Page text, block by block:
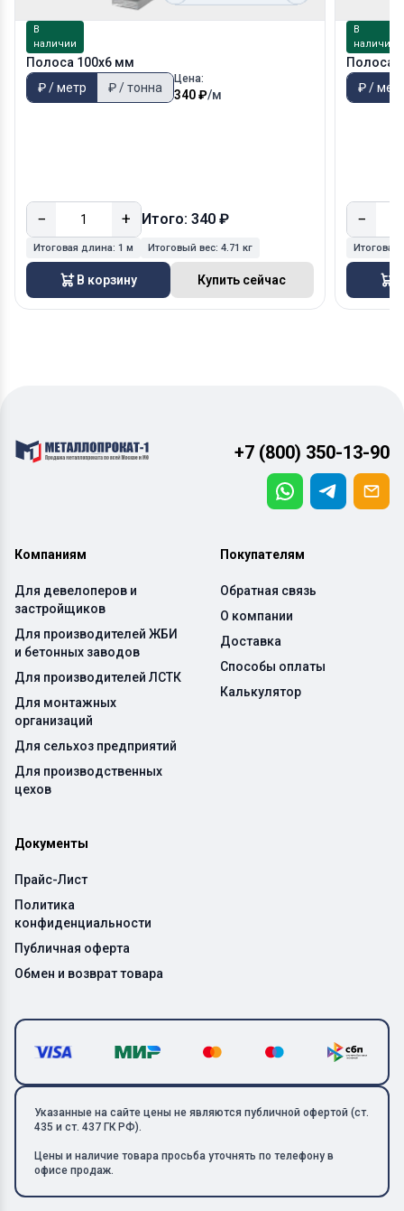
В
наличии
Полоса 100х6 мм
₽ / метр
₽ / тонна
Цена:
340 ₽/м
− + Итого: 340 ₽
Итоговая длина: 1 м Итоговый вес: 4.71 кг
В корзину Купить сейчас
В
наличии
Полоса
₽ /
−
+7 (800) 350-13-90
Компаниям
Для девелоперов и
застройщиков
Для производителей ЖБИ
и бетонных заводов
Для производителей ЛСТК
Для монтажных
организаций
Для сельхоз предприятий
Для производственных
цехов
Покупателям
Обратная связь
О компании
Доставка
Способы оплаты
Калькулятор
Документы
Прайс-Лист
Политика
конфиденциальности
Публичная оферта
Обмен и возврат товара
Указанные на сайте цены не являются публичной офертой (ст.
435 и ст. 437 ГК РФ).
Цены и наличие товара просьба уточнять по телефону в
офисе продаж.